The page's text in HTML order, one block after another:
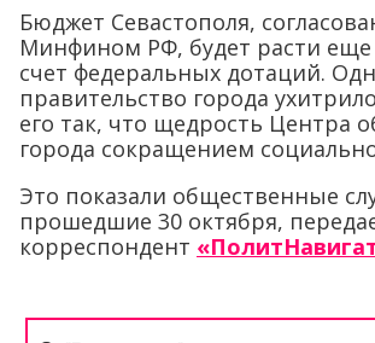
Бюджет Севастополя,
Минфином РФ, будет расти еще
счет федеральных дотаций.
правительство города
его так, что щедрость Центра
города сокращением
Это показали общественные
прошедшие 30 октября,
корреспондент